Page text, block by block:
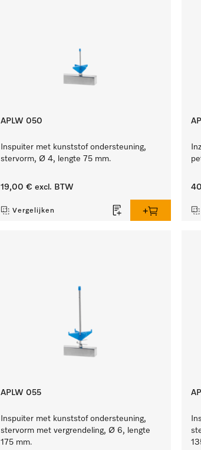
APLW 050
Inspuiter met kunststof ondersteuning,
stervorm, Ø 4, lengte 75 mm.
19,00 € excl. BTW
Vergelijken
APLW 055
Inspuiter met kunststof ondersteuning,
stervorm met vergrendeling, Ø 6, lengte
175 mm.